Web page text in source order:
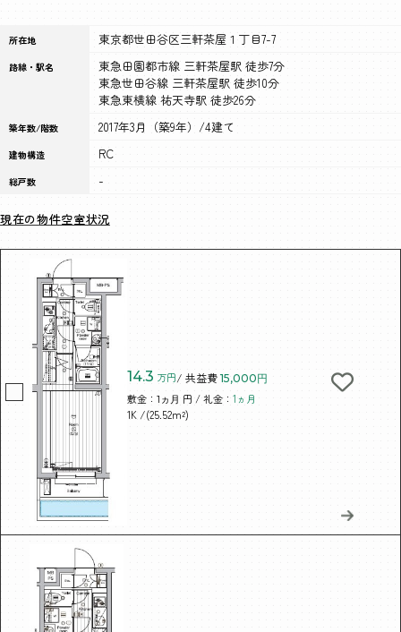
所在地 東京都世田谷区三軒茶屋１丁目7-7
路線・駅名
東急田園都市線 三軒茶屋駅 徒歩7分
東急世田谷線 三軒茶屋駅 徒歩10分
東急東横線 祐天寺駅 徒歩26分
築年数/階数 2017年3月（築9年）/4建て
建物構造 RC
総戸数 -
現在の物件空室状況
14.3 万円/ 共益費 15,000円
敷金： 1ヵ月 円 / 礼金： 1ヵ月
1K /(25.52m²)